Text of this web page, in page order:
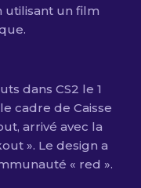
utilisant un film
dans CS2 le 1
cadre de Caisse
arrivé avec la
». Le design a
« red ».